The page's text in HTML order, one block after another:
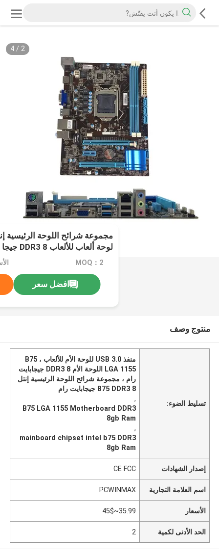
2
/
4
منفذMOQ：2
افضل سعر
منتوج وصف
تسليط الضوء:
منفذ USB 3.0 للوحة الأم للألعاب ، B75
LGA 1155 اللوحة الأم DDR3 8 جيجابايت
رام ، مجموعة شرائح اللوحة الرئيسية إنتل
B75 DDR3 8 جيجابايت رام
,
B75 LGA 1155 Motherboard DDR3
8gb Ram
,
mainboard chipset intel b75 DDR3
8gb Ram
إصدار الشهادات CE FCC
اسم العلامة التجارية PCWINMAX
الأسعار 35.99~45$
الحد الأدنى لكمية 2